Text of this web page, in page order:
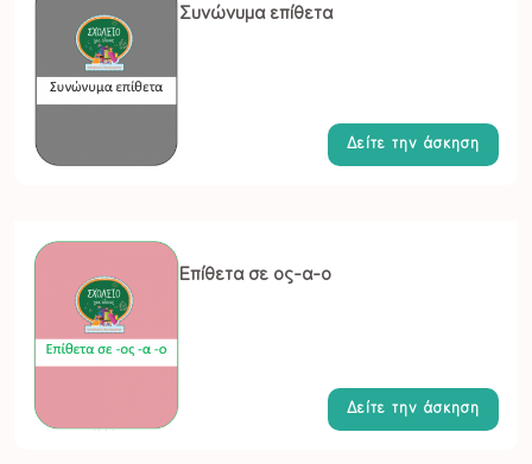
Συνώνυμα επίθετα
Δείτε την άσκηση
Επίθετα σε ος-α-ο
Δείτε την άσκηση